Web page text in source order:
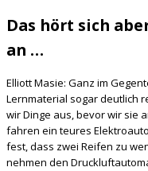
Das hört sich
an …
Elliott Masie: Ganz im
Lernmaterial sogar deutlich
wir Dinge aus, bevor wir sie
fahren ein teures
fest, dass zwei Reifen zu
nehmen den